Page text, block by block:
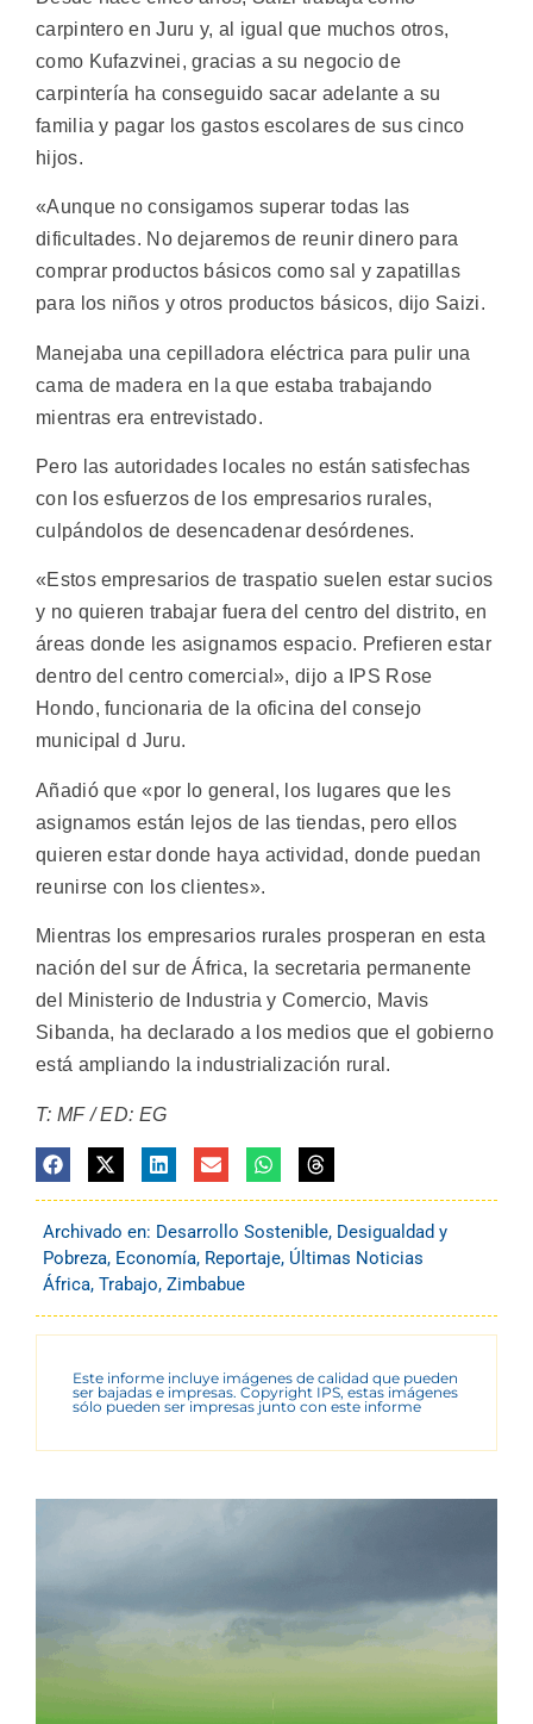
carpintero en Juru y, al igual que muchos otros,
como Kufazvinei, gracias a su negocio de
carpintería ha conseguido sacar adelante a su
familia y pagar los gastos escolares de sus cinco
hijos.
«Aunque no consigamos superar todas las
dificultades. No dejaremos de reunir dinero para
comprar productos básicos como sal y zapatillas
para los niños y otros productos básicos, dijo Saizi.
Manejaba una cepilladora eléctrica para pulir una
cama de madera en la que estaba trabajando
mientras era entrevistado.
Pero las autoridades locales no están satisfechas
con los esfuerzos de los empresarios rurales,
culpándolos de desencadenar desórdenes.
«Estos empresarios de traspatio suelen estar sucios
y no quieren trabajar fuera del centro del distrito, en
áreas donde les asignamos espacio. Prefieren estar
dentro del centro comercial», dijo a IPS Rose
Hondo, funcionaria de la oficina del consejo
municipal d Juru.
Añadió que «por lo general, los lugares que les
asignamos están lejos de las tiendas, pero ellos
quieren estar donde haya actividad, donde puedan
reunirse con los clientes».
Mientras los empresarios rurales prosperan en esta
nación del sur de África, la secretaria permanente
del Ministerio de Industria y Comercio, Mavis
Sibanda, ha declarado a los medios que el gobierno
está ampliando la industrialización rural.
T: MF / ED: EG
Archivado en: Desarrollo Sostenible, Desigualdad y
Pobreza, Economía, Reportaje, Últimas Noticias
África, Trabajo, Zimbabue
Este informe incluye imágenes de calidad que pueden
ser bajadas e impresas. Copyright IPS, estas imágenes
sólo pueden ser impresas junto con este informe